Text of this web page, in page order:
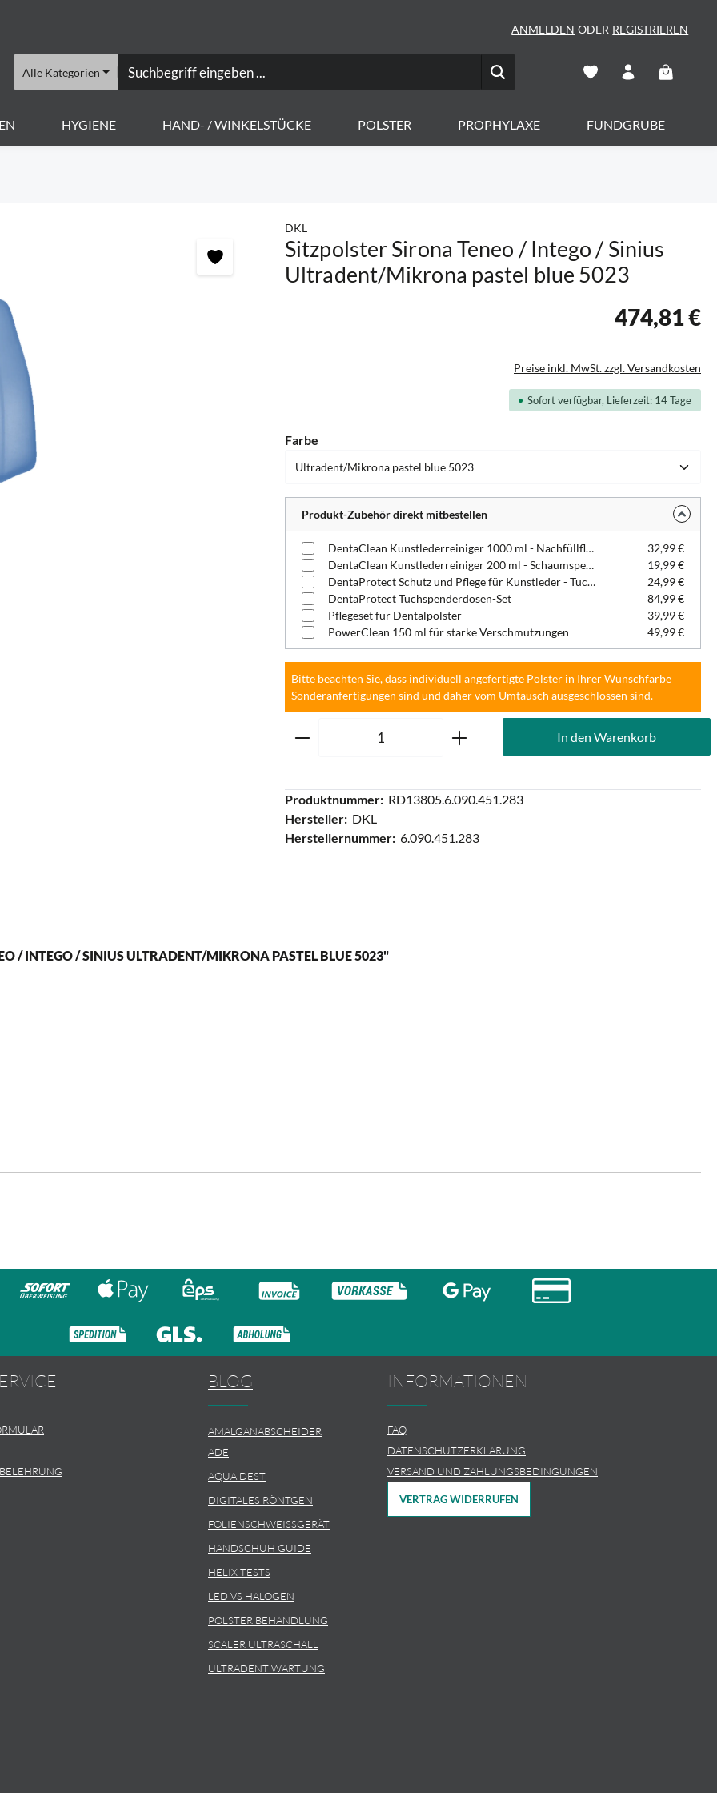
ANMELDEN ODER REGISTRIEREN
Alle Kategorien
HYGIENE HAND- / WINKELSTÜCKE POLSTER PROPHYLAXE FUNDGRUBE
DKL
Sitzpolster Sirona Teneo / Intego / Sinius
Ultradent/Mikrona pastel blue 5023
474,81 €
Preise inkl. MwSt. zzgl. Versandkosten
Sofort verfügbar, Lieferzeit: 14 Tage
Farbe
Produkt-Zubehör direkt mitbestellen
DentaClean Kunstlederreiniger 1000 ml - Nachfüllflasche
32,99 €
DentaClean Kunstlederreiniger 200 ml - Schaumspenderflasche
19,99 €
DentaProtect Schutz und Pflege für Kunstleder - Tuchspenderdose
24,99 €
DentaProtect Tuchspenderdosen-Set
84,99 €
Pflegeset für Dentalpolster
39,99 €
PowerClean 150 ml für starke Verschmutzungen
49,99 €
Bitte beachten Sie, dass individuell angefertigte Polster in Ihrer Wunschfarbe
Sonderanfertigungen sind und daher vom Umtausch ausgeschlossen sind.
Produkt Anzahl: Gib den gewünschten Wert ein
In den Warenkorb
Produktnummer: RD13805.6.090.451.283
Hersteller: DKL
Herstellernummer: 6.090.451.283
/ INTEGO / SINIUS ULTRADENT/MIKRONA PASTEL BLUE 5023"
BLOG
AMALGANABSCHEIDER
ADE
AQUA DEST
DIGITALES RÖNTGEN
FOLIENSCHWEISSGERÄT
HANDSCHUH GUIDE
HELIX TESTS
LED VS HALOGEN
POLSTER BEHANDLUNG
SCALER ULTRASCHALL
ULTRADENT WARTUNG
INFORMATIONEN
FAQ
DATENSCHUTZERKLÄRUNG
VERSAND UND ZAHLUNGSBEDINGUNGEN
VERTRAG WIDERRUFEN